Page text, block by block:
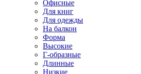
Офисные
Для книг
Для одежды
На балкон
Форма
Высокие
Г-образные
Длинные
Низкие